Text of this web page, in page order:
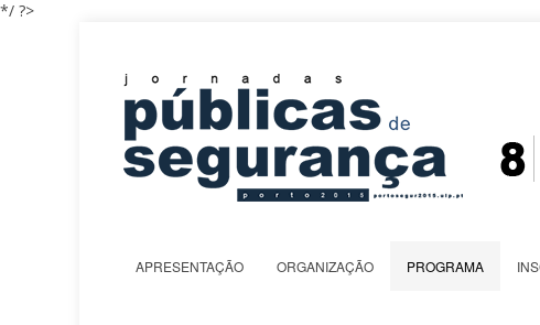
*/ ?>
APRESENTAÇÃO ORGANIZAÇÃO PROGRAMA